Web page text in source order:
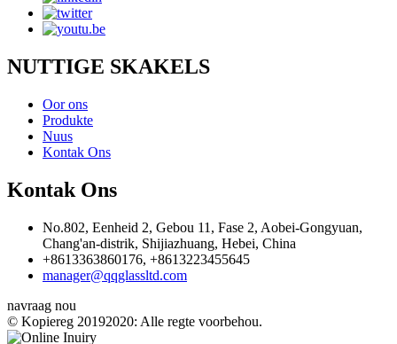
NUTTIGE SKAKELS
Oor ons
Produkte
Nuus
Kontak Ons
Kontak Ons
No.802, Eenheid 2, Gebou 11, Fase 2, Aobei-Gongyuan,
Chang'an-distrik, Shijiazhuang, Hebei, China
+8613363860176, +8613223455645
manager@qqglassltd.com
navraag nou
© Kopiereg 20192020: Alle regte voorbehou.